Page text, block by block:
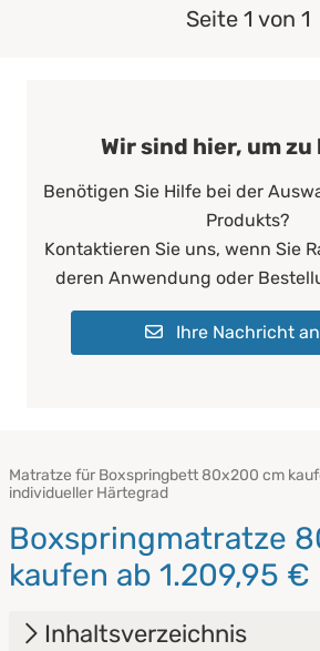
Seite 1 von 1
Wir sind hier, um
Benötigen Sie Hilfe bei der
Produkts?
Kontaktieren Sie uns, wenn Sie
deren Anwendung oder
Ihre Nachricht
Matratze für Boxspringbett 80x200 cm
individueller Härtegrad
Boxspringmatratze
kaufen ab 1.209,95 €
Inhaltsverzeichnis